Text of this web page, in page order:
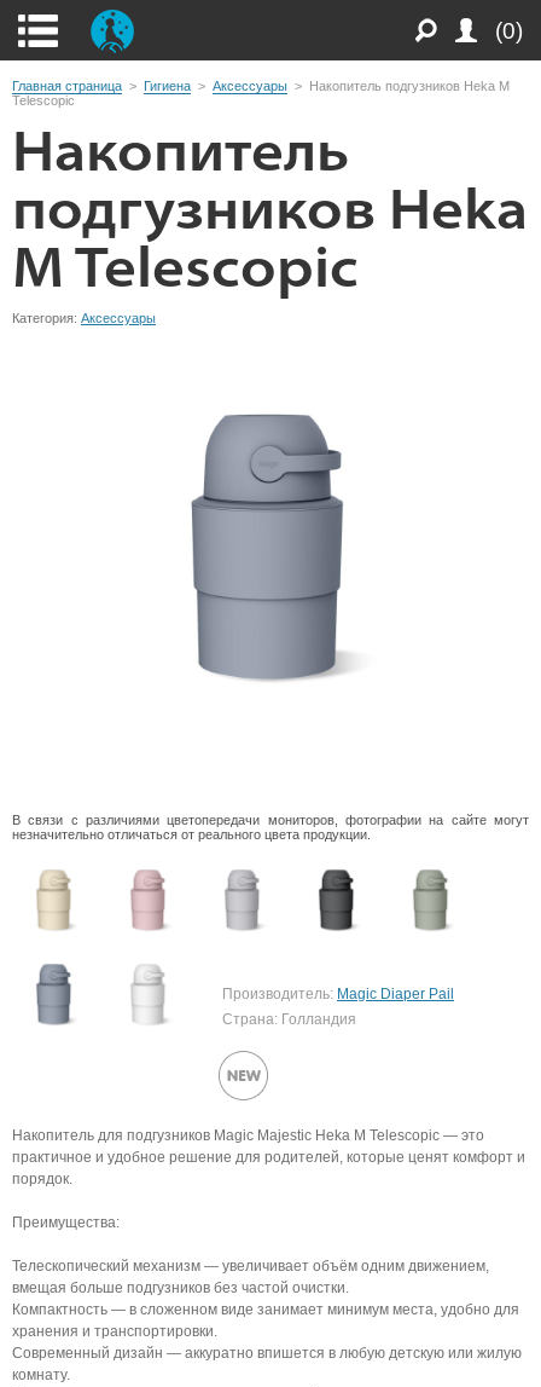
(0)
Главная страница > Гигиена > Аксессуары > Накопитель подгузников Heka M
Telescopic
Накопитель
подгузников Heka
M Telescopic
Категория: Аксессуары
В связи с различиями цветопередачи мониторов, фотографии на сайте могут
незначительно отличаться от реального цвета продукции.
Производитель: Magic Diaper Pail
Страна: Голландия
Накопитель для подгузников Magic Majestic Heka M Telescopic — это
практичное и удобное решение для родителей, которые ценят комфорт и
порядок.
Преимущества:
Телескопический механизм — увеличивает объём одним движением,
вмещая больше подгузников без частой очистки.
Компактность — в сложенном виде занимает минимум места, удобно для
хранения и транспортировки.
Современный дизайн — аккуратно впишется в любую детскую или жилую
комнату.